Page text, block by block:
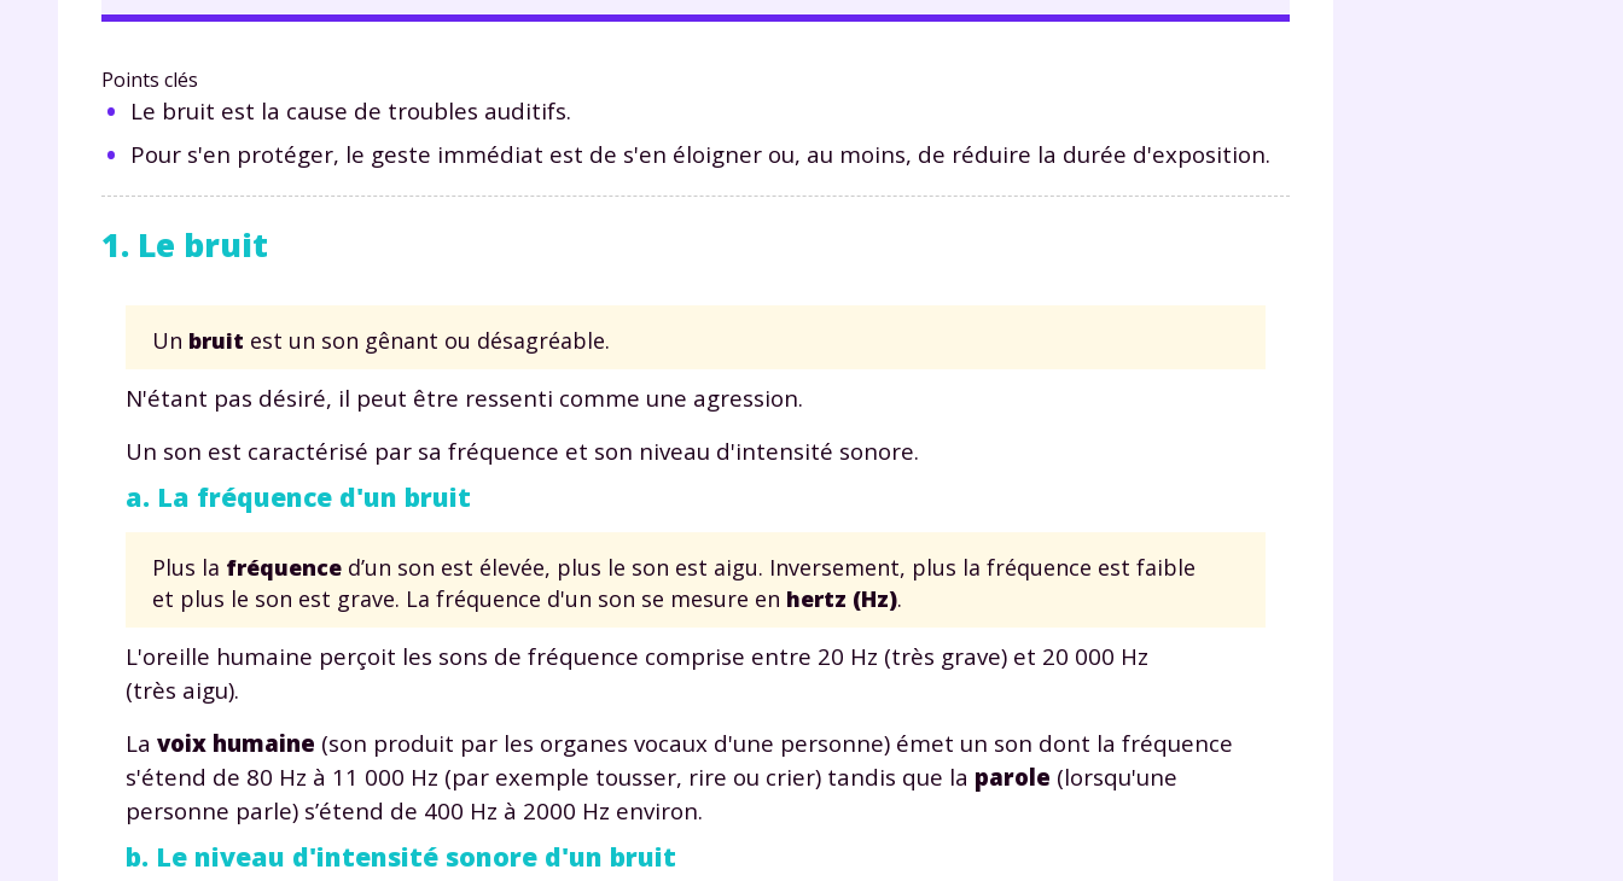
Points clés
Le bruit est la cause de troubles auditifs.
Pour s'en protéger, le geste immédiat est de s'en éloigner ou, au moins, de réduire la durée d'exposition.
1. Le bruit
Un bruit est un son gênant ou désagréable.
N'étant pas désiré, il peut être ressenti comme une agression.
Un son est caractérisé par sa fréquence et son niveau d'intensité sonore.
a. La fréquence d'un bruit
Plus la fréquence d’un son est élevée, plus le son est aigu. Inversement, plus la fréquence est faible
et plus le son est grave. La fréquence d'un son se mesure en hertz (Hz).
L'oreille humaine perçoit les sons de fréquence comprise entre 20 Hz (très grave) et 20 000 Hz
(très aigu).
La voix humaine (son produit par les organes vocaux d'une personne) émet un son dont la fréquence
s'étend de 80 Hz à 11 000 Hz (par exemple tousser, rire ou crier) tandis que la parole (lorsqu'une
personne parle) s’étend de 400 Hz à 2000 Hz environ.
b. Le niveau d'intensité sonore d'un bruit